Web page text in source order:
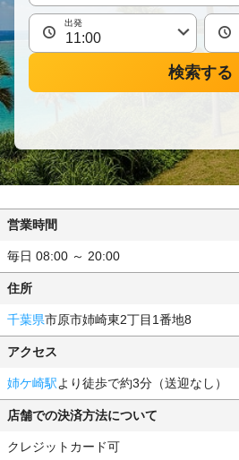
出発
検索する
営業時間
毎日 08:00 ～ 20:00
住所
千葉県市原市姉崎東2丁目1番地8
アクセス
姉ケ崎駅より徒歩で約3分（送迎なし）
店舗での決済方法について
クレジットカード可